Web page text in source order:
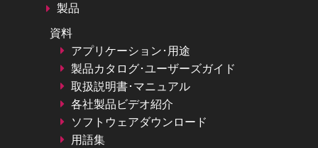
製品
資料
アプリケーション･用途
製品カタログ･ユーザーズガイド
取扱説明書･マニュアル
各社製品ビデオ紹介
ソフトウェアダウンロード
用語集